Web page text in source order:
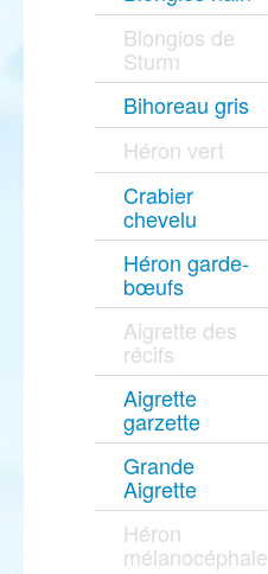
Blongios de
Sturm
Bihoreau gris
Héron vert
Crabier
chevelu
Héron garde-
bœufs
Aigrette des
récifs
Aigrette
garzette
Grande
Aigrette
Héron
mélanocéphale